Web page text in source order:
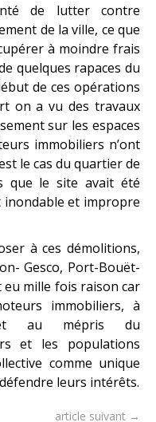
de lutter contre
de la ville, ce que
à moindre frais
quelques rapaces du
de ces opérations
on a vu des travaux
sur les espaces
immobiliers n’ont
le cas du quartier de
que le site avait été
inondable et impropre
à ces démolitions,
Gesco, Port-Bouët-
mille fois raison car
immobiliers, à
et au mépris du
et les populations
comme unique
leurs intérêts.
article suivant →